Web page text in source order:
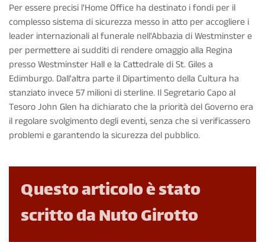
Per essere precisi l'Home Office ha destinato i fondi per il
complesso sistema di sicurezza messo in atto per accogliere i
leader internazionali al funerale nell'Abbazia di Westminster e
per permettere ai sudditi di rendere omaggio alla Regina
presso Westminster Hall e la Cattedrale di St. Giles a
Edimburgo. Dall'altra parte il Dipartimento della Cultura ha
stanziato invece 57 milioni di sterline. Il Segretario Capo al
Tesoro John Glen ha dichiarato che la priorità del Governo era
il regolare svolgimento degli eventi, senza che si verificassero
problemi e garantendo la sicurezza del pubblico.
Questo articolo è stato
scritto da Nuto Girotto